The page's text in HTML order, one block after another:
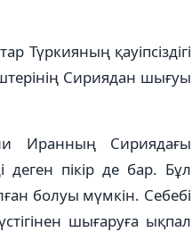
Түркияның қауіпсіздігі
Сириядан шығуы
Иранның Сириядағы
деген пікір де бар. Бұл
болуы мүмкін. Себебі
шығаруға ықпал